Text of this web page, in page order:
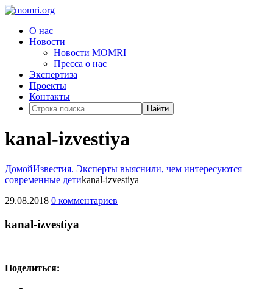
О нас
Новости
Новости MOMRI
Пресса о нас
Экспертиза
Проекты
Контакты
Найти
kanal-izvestiya
ДомойИзвестия. Эксперты выяснили, чем интересуются
современные детиkanal-izvestiya
29.08.2018 0 комментариев
kanal-izvestiya
Поделиться: